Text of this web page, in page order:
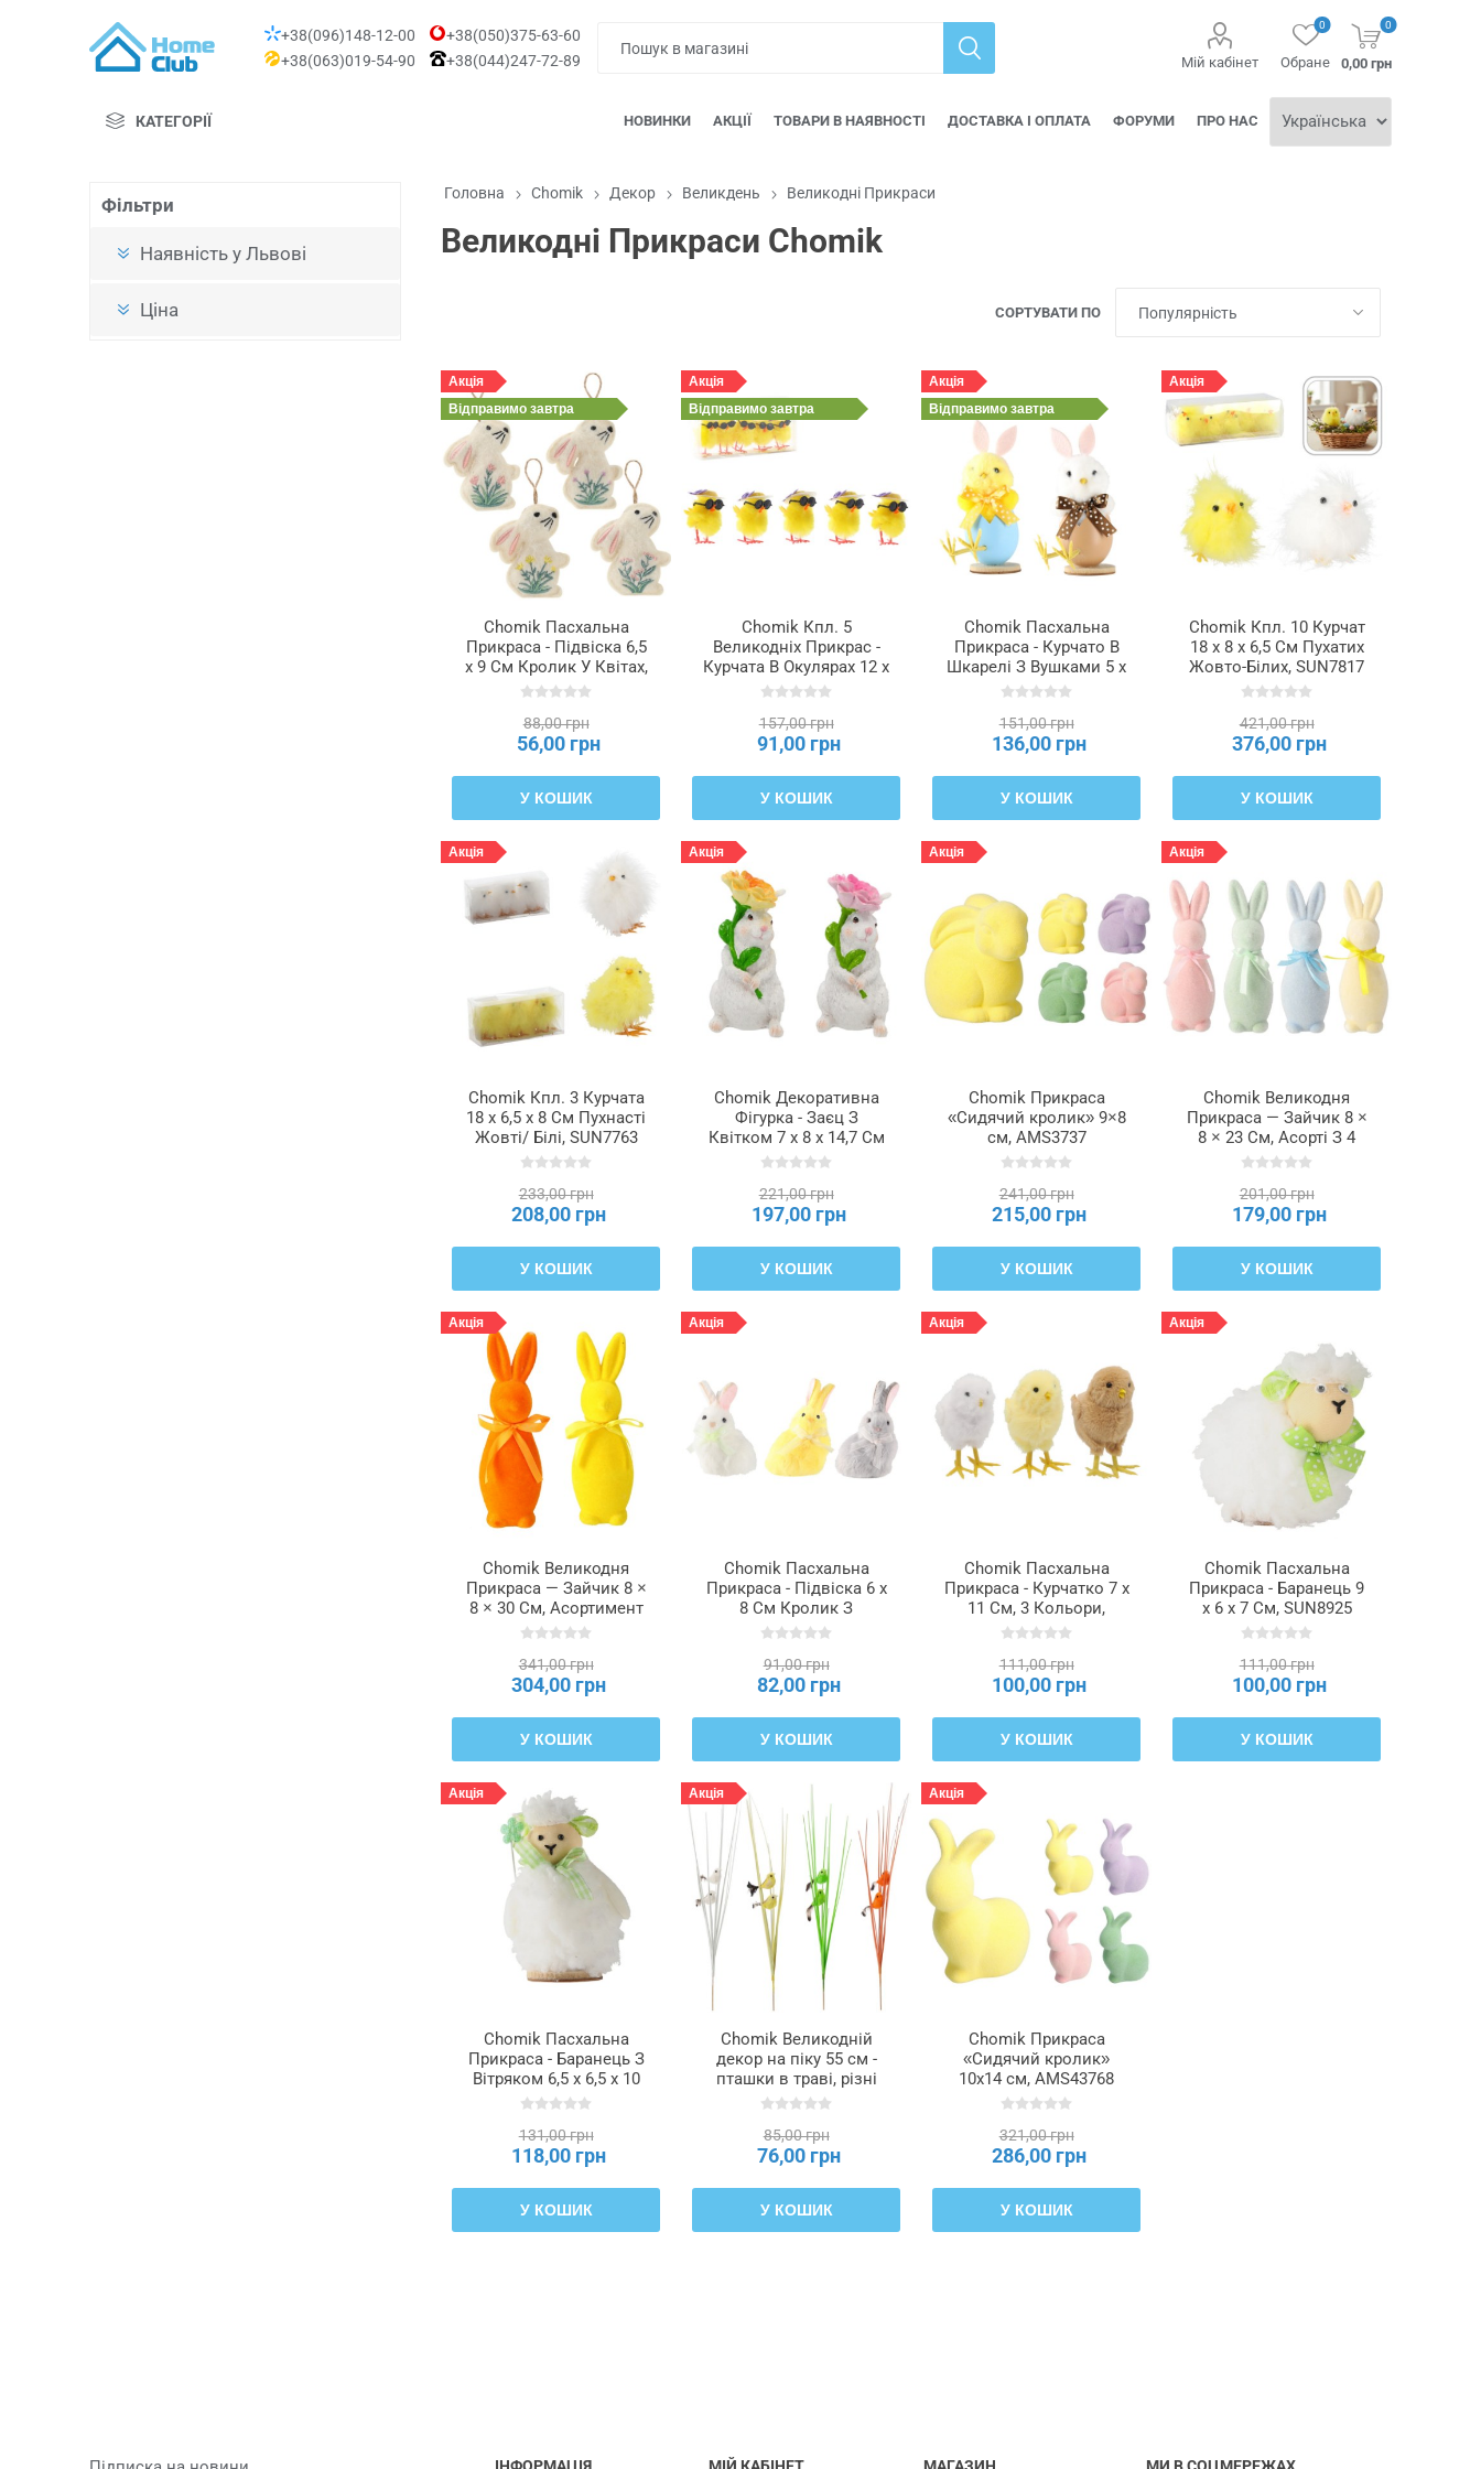
+38(096)148-12-00
+38(050)375-63-60
+38(063)019-54-90
+38(044)247-72-89 Мій кабінет Обране
0 0
0,00 грн
КАТЕГОРІЇ НОВИНКИ АКЦІЇ ТОВАРИ В НАЯВНОСТІ ДОСТАВКА І ОПЛАТА ФОРУМИ ПРО НАС
Фільтри
Наявність у Львові
Ціна
Головна Chomik Декор Великдень Великодні Прикраси
Великодні Прикраси Chomik
СОРТУВАТИ ПО
Акція
Відправимо завтра
Chomik Пасхальна
Прикраса - Підвіска 6,5
x 9 См Кролик У Квітах,
4 Різні Варіанти,
88,00 грн
56,00 грн
У КОШИК
Акція
Відправимо завтра
Chomik Кпл. 5
Великодніх Прикрас -
Курчата В Окулярах 12 x
3,5 x 5 См, SUN9304
157,00 грн
91,00 грн
У КОШИК
Акція
Відправимо завтра
Chomik Пасхальна
Прикраса - Курчато В
Шкарелі З Вушками 5 x
11 См, 2 Кольори,
151,00 грн
136,00 грн
У КОШИК
Акція
Chomik Кпл. 10 Курчат
18 x 8 x 6,5 См Пухатих
Жовто-Білих, SUN7817
421,00 грн
376,00 грн
У КОШИК
Акція
Chomik Кпл. 3 Курчата
18 x 6,5 x 8 См Пухнасті
Жовті/ Білі, SUN7763
233,00 грн
208,00 грн
У КОШИК
Акція
Chomik Декоративна
Фігурка - Заєц З
Квітком 7 x 8 x 14,7 См
Мікс 2 Кольорів,
221,00 грн
197,00 грн
У КОШИК
Акція
Chomik Прикраса
«Сидячий кролик» 9×8
см, AMS3737
241,00 грн
215,00 грн
У КОШИК
Акція
Chomik Великодня
Прикраса — Зайчик 8 ×
8 × 23 См, Асорті З 4
Кольорів, SUN9618
201,00 грн
179,00 грн
У КОШИК
Акція
Chomik Великодня
Прикраса — Зайчик 8 ×
8 × 30 См, Асортимент
З 2 Кольорів, SUN9601
341,00 грн
304,00 грн
У КОШИК
Акція
Chomik Пасхальна
Прикраса - Підвіска 6 x
8 См Кролик З
Бантіком, 3 Кольори,
91,00 грн
82,00 грн
У КОШИК
Акція
Chomik Пасхальна
Прикраса - Курчатко 7 x
11 См, 3 Кольори,
SUN7947
111,00 грн
100,00 грн
У КОШИК
Акція
Chomik Пасхальна
Прикраса - Баранець 9
x 6 x 7 См, SUN8925
111,00 грн
100,00 грн
У КОШИК
Акція
Chomik Пасхальна
Прикраса - Баранець З
Вітряком 6,5 x 6,5 x 10
См, SUN8918
131,00 грн
118,00 грн
У КОШИК
Акція
Chomik Великодній
декор на піку 55 см -
пташки в траві, різні
кольори, SUN7770
85,00 грн
76,00 грн
У КОШИК
Акція
Chomik Прикраса
«Сидячий кролик»
10х14 см, AMS43768
321,00 грн
286,00 грн
У КОШИК